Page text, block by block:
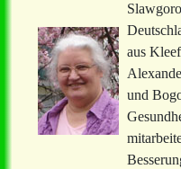
aus
und